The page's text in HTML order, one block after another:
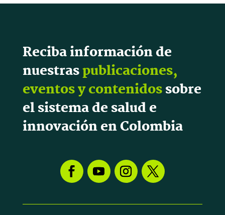
Reciba información de
nuestraspublicaciones,
eventos y contenidossobre
el sistema de salud e
innovación en Colombia